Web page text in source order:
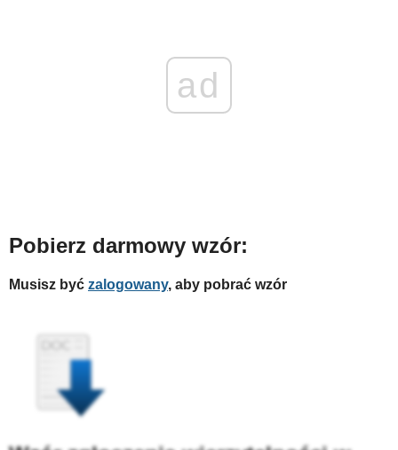
ad
Pobierz darmowy wzór:
Musisz być zalogowany, aby pobrać wzór